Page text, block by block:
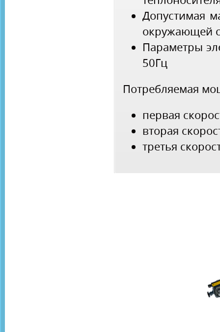
Допустимая
окружающей
Параметры
50Гц
Потребляемая
первая
вторая
третья